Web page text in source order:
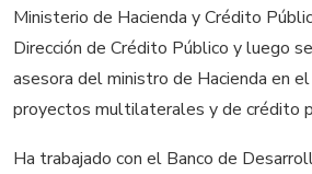
Ministerio de Hacienda y Crédito
Dirección de Crédito Público y luego
asesora del ministro de Hacienda en
proyectos multilaterales y de crédito
Ha trabajado con el Banco de